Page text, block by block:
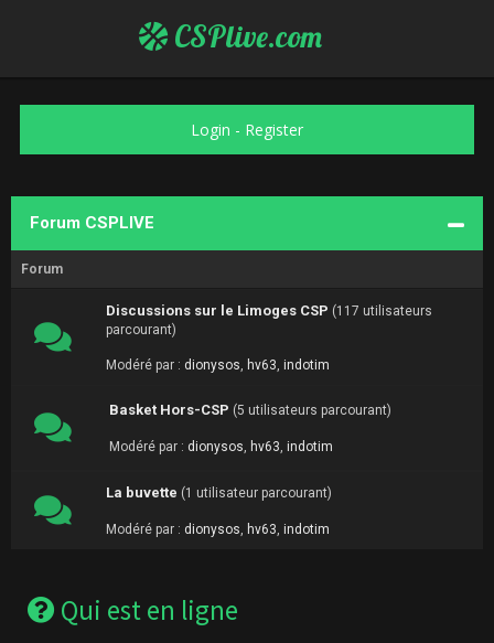
CSPlive.com
Login - Register
Forum CSPLIVE
Forum
Discussions sur le Limoges CSP (117 utilisateurs
parcourant)
Modéré par : dionysos, hv63, indotim
Basket Hors-CSP (5 utilisateurs parcourant)
Modéré par : dionysos, hv63, indotim
La buvette (1 utilisateur parcourant)
Modéré par : dionysos, hv63, indotim
Qui est en ligne